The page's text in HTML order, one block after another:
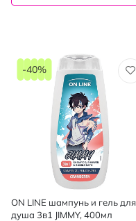
ON LINE шампунь и гель для
душа 3в1 JIMMY, 400мл
-40%